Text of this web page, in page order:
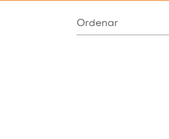
Ordenar